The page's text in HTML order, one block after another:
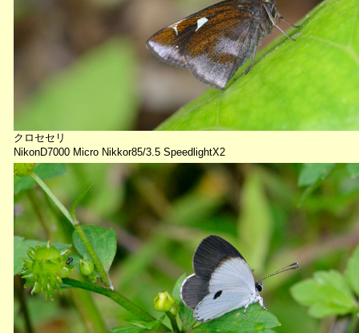
クロセセリ
NikonD7000 Micro Nikkor85/3.5 SpeedlightX2